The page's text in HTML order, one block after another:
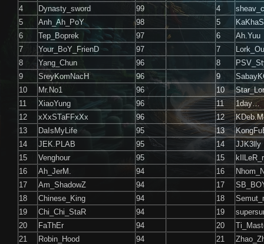
4
Dynasty_sword 99 4
5
Anh_Ah_PoY 98 5
6
Tep_Boprek 97 6
Ah.Yuu
7
Your_BoY_FrienD 97 7
8
Yang_Chun 96 8
9
SreyKomNacH 96 9
10
Mr.No1 96 10
11
XiaoYung 96 11
1day…
12
xXxSTaFFxXx 96 12
13
DaIsMyLife 95 13
14
JEK.PLAB 95 14
JJK3lly
15
Venghour 95 15
16
Ah_JerM. 94 16
17
Am_ShadowZ 94 17
18
Chinese_King 94 18
19
Chi_Chi_StaR 94 19
20
FaThEr 94 20
21
Robin_Hood 94 21